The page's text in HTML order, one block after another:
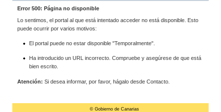
Error 500: Página no disponible
Lo sentimos, el portal al que está intentado acceder no está disponible. Esto
puede ocurrir por varios motivos:
El portal puede no estar disponible "Temporalmente".
Ha introducido un URL incorrecto. Compruebe y asegúrese de que está
bien escrito.
Atención: Si desea informar, por favor, hágalo desde Contacto.
© Gobierno de Canarias